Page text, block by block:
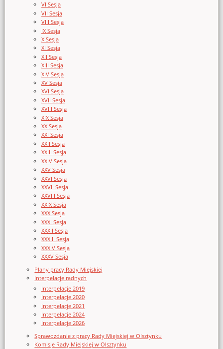
VI Sesja
VII Sesja
VIII Sesja
IX Sesja
X Sesja
XI Sesja
XII Sesja
XIII Sesja
XIV Sesja
XV Sesja
XVI Sesja
XVII Sesja
XVIII Sesja
XIX Sesja
XX Sesja
XXI Sesja
XXII Sesja
XXIII Sesja
XXIV Sesja
XXV Sesja
XXVI Sesja
XXVII Sesja
XXVIII Sesja
XXIX Sesja
XXX Sesja
XXXI Sesja
XXXII Sesja
XXXIII Sesja
XXXIV Sesja
XXXV Sesja
Plany pracy Rady Miejskiej
Interpelacje radnych
Interpelacje 2019
Interpelacje 2020
Interpelacje 2021
Interpelacje 2024
Interpelacje 2026
Sprawozdanie z pracy Rady Miejskiej w Olsztynku
Komisje Rady Miejskiej w Olsztynku